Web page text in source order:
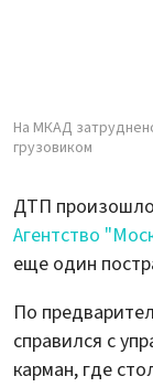
На МКАД
грузовиком
ДТП
Агентство
еще один
По
справился с
карман, где